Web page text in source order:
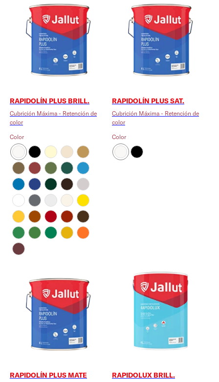
RAPIDOLÍN PLUS BRILL.
Cubrición Máxima - Retención de
color
Color
RAPIDOLÍN PLUS SAT.
Cubrición Máxima - Retención de
color
Color
RAPIDOLÍN PLUS MATE RAPIDOLUX BRILL.